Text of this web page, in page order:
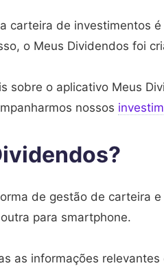
carteira de investimentos
o Meus Dividendos foi
sobre o aplicativo Meus
nossos
de gestão de carteira
para smartphone.
as informações relevantes